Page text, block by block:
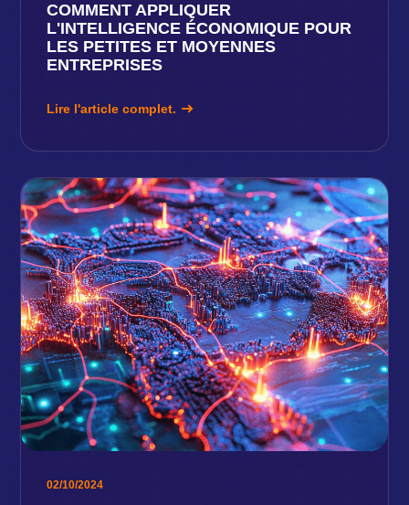
COMMENT APPLIQUER
L'INTELLIGENCE ÉCONOMIQUE POUR
LES PETITES ET MOYENNES
ENTREPRISES
Lire l'article complet.
02/10/2024